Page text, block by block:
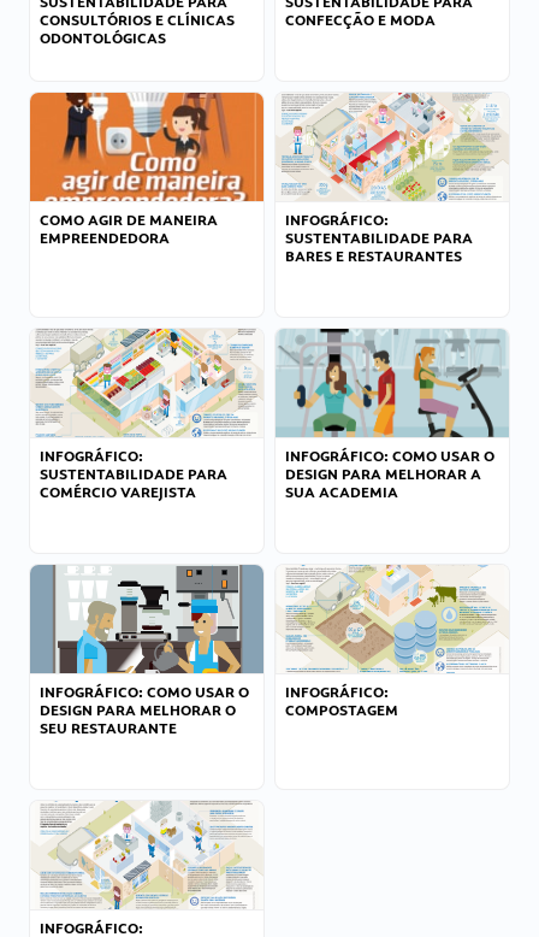
CONSULTÓRIOS E CLÍNICAS
ODONTOLÓGICAS
CONFECÇÃO E MODA
COMO AGIR DE MANEIRA
EMPREENDEDORA
INFOGRÁFICO:
SUSTENTABILIDADE PARA
BARES E RESTAURANTES
INFOGRÁFICO:
SUSTENTABILIDADE PARA
COMÉRCIO VAREJISTA
INFOGRÁFICO: COMO USAR O
DESIGN PARA MELHORAR A
SUA ACADEMIA
INFOGRÁFICO: COMO USAR O
DESIGN PARA MELHORAR O
SEU RESTAURANTE
INFOGRÁFICO:
COMPOSTAGEM
INFOGRÁFICO: